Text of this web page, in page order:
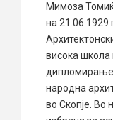
Мимоза
на
висока школа
народна
во Скопје. Во